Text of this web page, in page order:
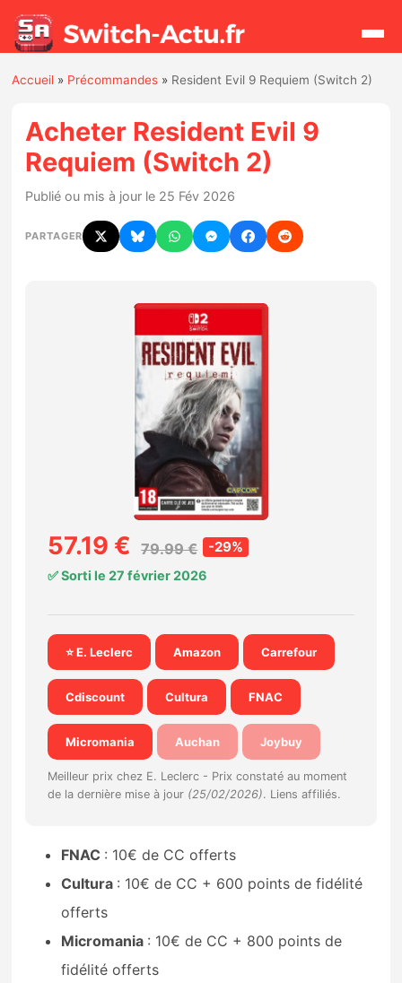
Actualités
Hardware
Mises à jour
Chiffres de ventes
Nintendo Direct
Tests et previews
Tests de jeux
Tests d’accessoires
Previews
Précommandes
Précommandes jeux Switch 2
Bons plans
Guides
Accueil » Précommandes » Resident Evil 9 Requiem (Switch 2)
Acheter Resident Evil 9
Requiem (Switch 2)
Publié ou mis à jour le 25 Fév 2026
PARTAGER
57.19 € 79.99 € -29%
✅ Sorti le 27 février 2026
⭐ E. Leclerc Amazon Carrefour
Cdiscount Cultura FNAC
Micromania Auchan Joybuy
Meilleur prix chez E. Leclerc - Prix constaté au moment
de la dernière mise à jour (25/02/2026). Liens affiliés.
FNAC : 10€ de CC offerts
Cultura : 10€ de CC + 600 points de fidélité
offerts
Micromania : 10€ de CC + 800 points de
fidélité offerts